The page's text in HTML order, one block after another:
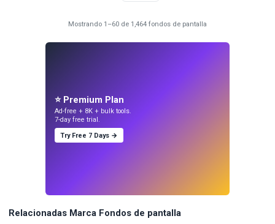
Mostrando 1–60 de 1,464 fondos de pantalla
⭐ Premium Plan
Ad-free + 8K + bulk tools.
7-day free trial.
Try Free 7 Days →
Relacionadas Marca Fondos de pantalla